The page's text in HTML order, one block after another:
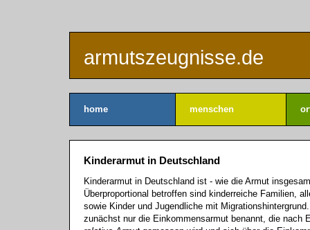
armutszeugnisse.de
home menschen
Kinderarmut in Deutschland
Kinderarmut in Deutschland ist - wie die Armut
Überproportional betroffen sind kinderreiche Familien,
sowie Kinder und Jugendliche mit
zunächst nur die Einkommensarmut benannt, die nach